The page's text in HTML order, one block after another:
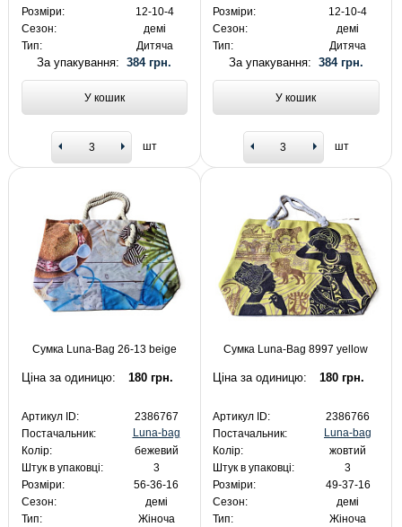
Розміри:
12-10-4
Сезон:
демі
Тип:
Дитяча
За упакування:384 грн.
У кошик
шт
Розміри:
12-10-4
Сезон:
демі
Тип:
Дитяча
За упакування: 384 грн.
У кошик
шт
Сумка Luna-Bag 26-13 beige
Ціна за одиницю: 180 грн.
Артикул ID:
2386767
Постачальник:
Luna-bag
Колір:
бежевий
Штук в упаковці:
3
Розміри:
56-36-16
Сезон:
демі
Тип:
Жіноча
Сумка Luna-Bag 8997 yellow
Ціна за одиницю: 180 грн.
Артикул ID:
2386766
Постачальник:
Luna-bag
Колір:
жовтий
Штук в упаковці:
3
Розміри:
49-37-16
Сезон:
демі
Тип:
Жіноча